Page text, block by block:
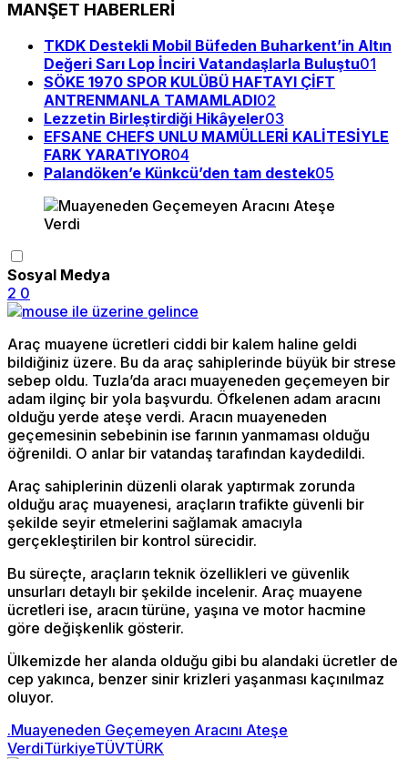
MANŞET HABERLERİ
TKDK Destekli Mobil Büfeden Buharkent’in Altın
Değeri Sarı Lop İnciri Vatandaşlarla Buluştu01
SÖKE 1970 SPOR KULÜBÜ HAFTAYI ÇİFT
ANTRENMANLA TAMAMLADI02
Lezzetin Birleştirdiği Hikâyeler03
EFSANE CHEFS UNLU MAMÜLLERİ KALİTESİYLE
FARK YARATIYOR04
Palandöken’e Künkcü’den tam destek05
Sosyal Medya
2 0
Araç muayene ücretleri ciddi bir kalem haline geldi
bildiğiniz üzere. Bu da araç sahiplerinde büyük bir strese
sebep oldu. Tuzla’da aracı muayeneden geçemeyen bir
adam ilginç bir yola başvurdu. Öfkelenen adam aracını
olduğu yerde ateşe verdi. Aracın muayeneden
geçemesinin sebebinin ise farının yanmaması olduğu
öğrenildi. O anlar bir vatandaş tarafından kaydedildi.
Araç sahiplerinin düzenli olarak yaptırmak zorunda
olduğu araç muayenesi, araçların trafikte güvenli bir
şekilde seyir etmelerini sağlamak amacıyla
gerçekleştirilen bir kontrol sürecidir.
Bu süreçte, araçların teknik özellikleri ve güvenlik
unsurları detaylı bir şekilde incelenir. Araç muayene
ücretleri ise, aracın türüne, yaşına ve motor hacmine
göre değişkenlik gösterir.
Ülkemizde her alanda olduğu gibi bu alandaki ücretler de
cep yakınca, benzer sinir krizleri yaşanması kaçınılmaz
oluyor.
.Muayeneden Geçemeyen Aracını Ateşe
VerdiTürkiyeTÜVTÜRK